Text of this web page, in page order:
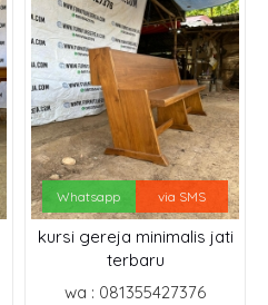
Whatsapp via SMS
kursi gereja minimalis jati
terbaru
wa : 081355427376